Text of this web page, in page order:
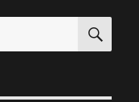
探
索
VR
搜